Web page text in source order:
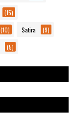
(15)
(10) Satira (9)
(5)